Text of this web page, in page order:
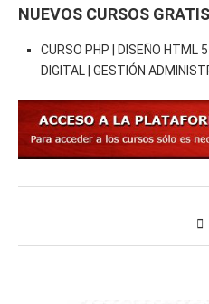
Curso Gratis Cultivo
Curso Gratis
Curso Gratis Control
Curso Gratis
# CURSOS GRATIS
NUEVOS CURSOS
CURSO PHP | DISEÑO HTML
DIGITAL | GESTIÓN